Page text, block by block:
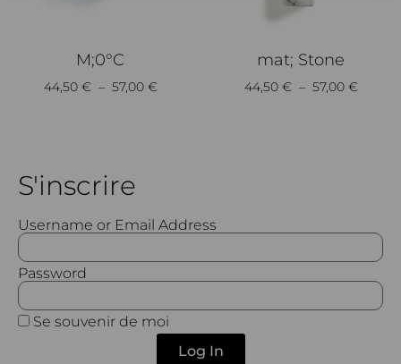
M;0°C
44,50 € – 57,00 €
mat; Stone
44,50 € – 57,00 €
S'inscrire
Username or Email Address
Password
Se souvenir de moi
Log In